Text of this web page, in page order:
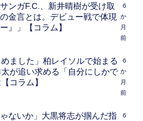
ンガF.C.、新井晴樹が受け取
金言とは。デビュー戦で体現
』」【コラム】
6
か
月
前
めました」柏レイソルで始まる
が追い求める「自分にしかで
コラム】
6
か
月
前
ないか」大黒将志が掴んだ指
6